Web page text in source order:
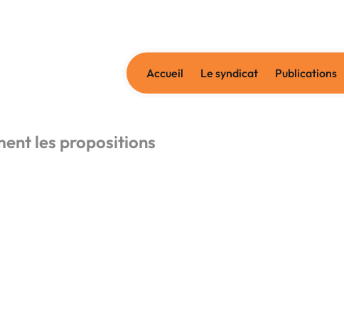
Accueil Le syndicat Publications
les propositions